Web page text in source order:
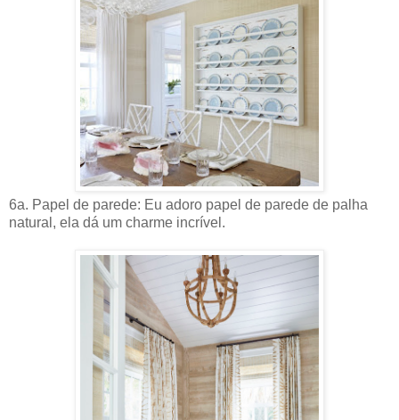
6a. Papel de parede: Eu adoro papel de parede de palha
natural, ela dá um charme incrível.